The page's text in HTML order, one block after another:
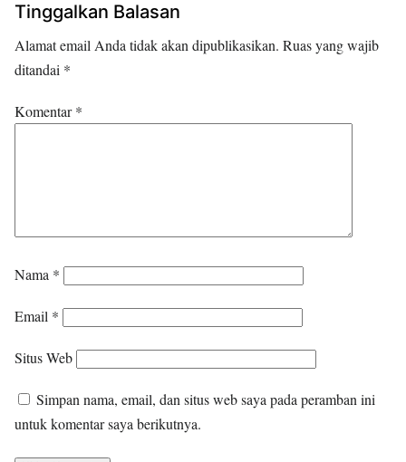
Tinggalkan Balasan
Alamat email Anda tidak akan dipublikasikan. Ruas yang wajib
ditandai *
Komentar*
Nama *
Email *
Situs Web
Simpan nama, email, dan situs web saya pada peramban ini
untuk komentar saya berikutnya.